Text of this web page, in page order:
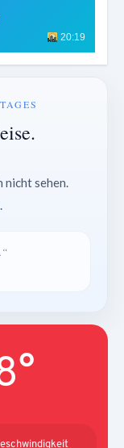
20:19
sehen.